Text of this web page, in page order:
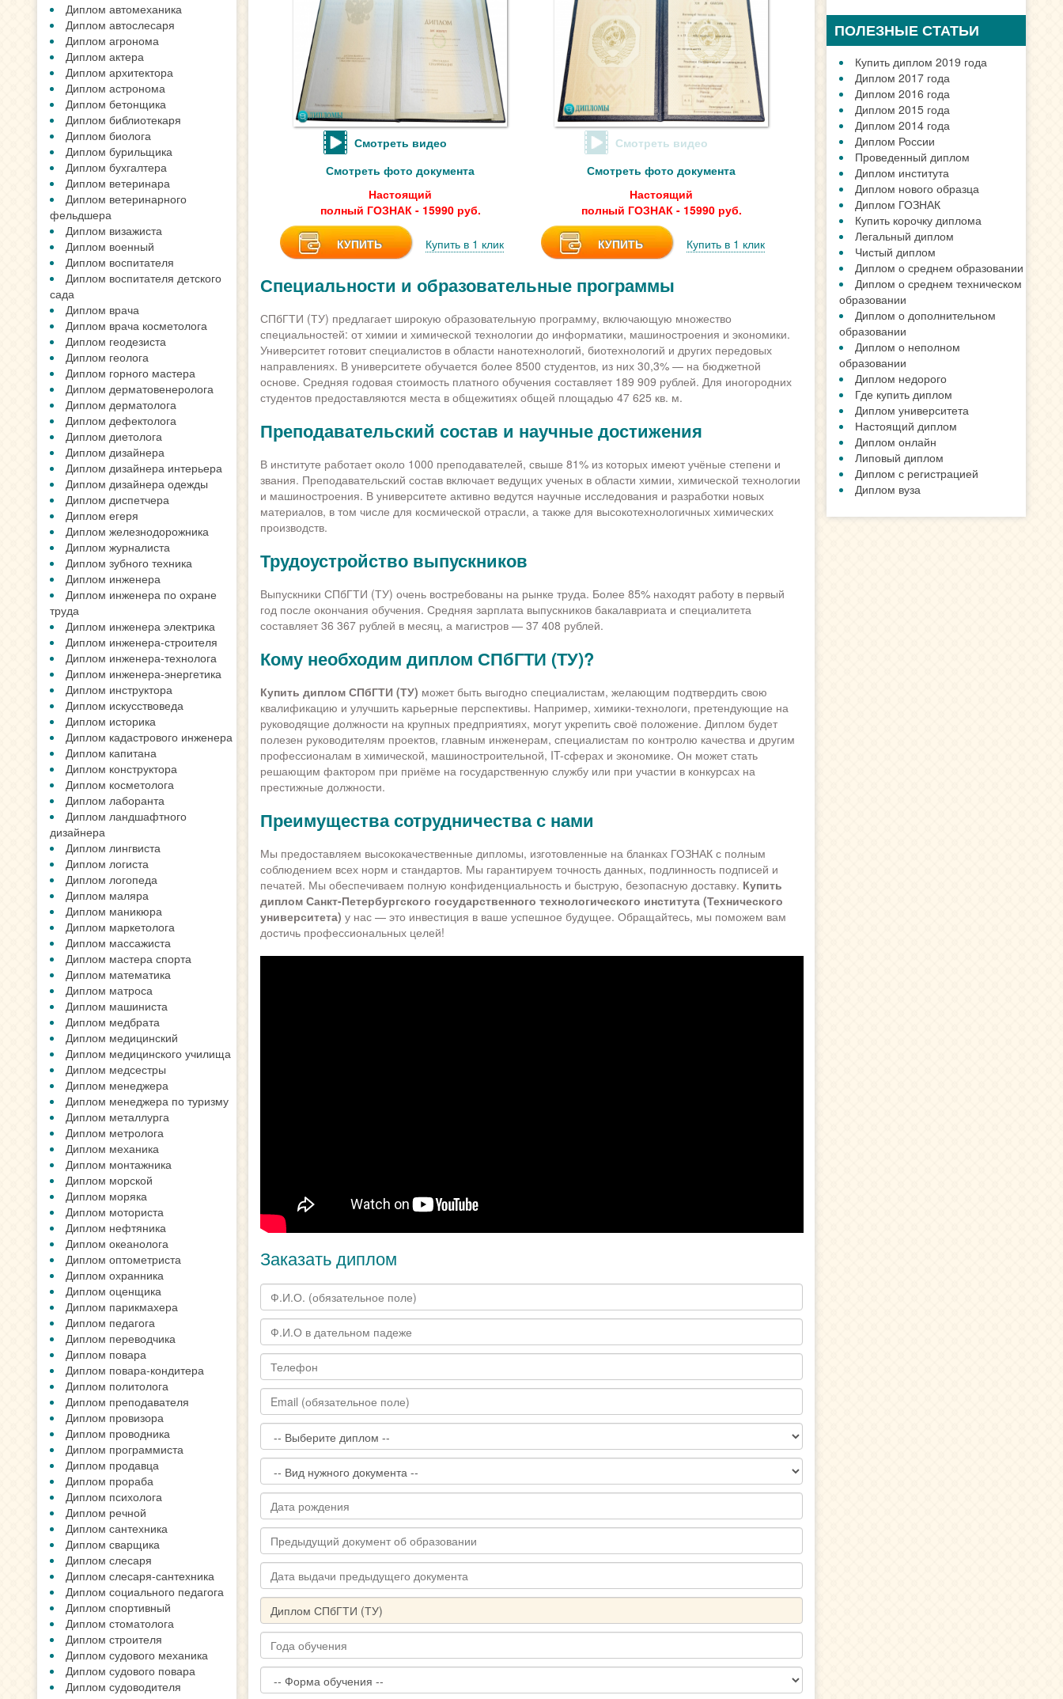
Диплом автомеханика
Диплом автослесаря
Диплом агронома
Диплом актера
Диплом архитектора
Диплом астронома
Диплом бетонщика
Диплом библиотекаря
Диплом биолога
Диплом бурильщика
Диплом бухгалтера
Диплом ветеринара
Диплом ветеринарного
фельдшера
Диплом визажиста
Диплом военный
Диплом воспитателя
Диплом воспитателя детского
сада
Диплом врача
Диплом врача косметолога
Диплом геодезиста
Диплом геолога
Диплом горного мастера
Диплом дерматовенеролога
Диплом дерматолога
Диплом дефектолога
Диплом диетолога
Диплом дизайнера
Диплом дизайнера интерьера
Диплом дизайнера одежды
Диплом диспетчера
Диплом егеря
Диплом железнодорожника
Диплом журналиста
Диплом зубного техника
Диплом инженера
Диплом инженера по охране
труда
Диплом инженера электрика
Диплом инженера-строителя
Диплом инженера-технолога
Диплом инженера-энергетика
Диплом инструктора
Диплом искусствоведа
Диплом историка
Диплом кадастрового инженера
Диплом капитана
Диплом конструктора
Диплом косметолога
Диплом лаборанта
Диплом ландшафтного
дизайнера
Диплом лингвиста
Диплом логиста
Диплом логопеда
Диплом маляра
Диплом маникюра
Диплом маркетолога
Диплом массажиста
Диплом мастера спорта
Диплом математика
Диплом матроса
Диплом машиниста
Диплом медбрата
Диплом медицинский
Диплом медицинского училища
Диплом медсестры
Диплом менеджера
Диплом менеджера по туризму
Диплом металлурга
Диплом метролога
Диплом механика
Диплом монтажника
Диплом морской
Диплом моряка
Диплом моториста
Диплом нефтяника
Диплом океанолога
Диплом оптометриста
Диплом охранника
Диплом оценщика
Диплом парикмахера
Диплом педагога
Диплом переводчика
Диплом повара
Диплом повара-кондитера
Диплом политолога
Диплом преподавателя
Диплом провизора
Диплом проводника
Диплом программиста
Диплом продавца
Диплом прораба
Диплом психолога
Диплом речной
Диплом сантехника
Диплом сварщика
Диплом слесаря
Диплом слесаря-сантехника
Диплом социального педагога
Диплом спортивный
Диплом стоматолога
Диплом строителя
Диплом судового механика
Диплом судового повара
Диплом судоводителя
Смотреть видео
Смотреть фото документа
Настоящий
полный ГОЗНАК - 15990 руб.
КУПИТЬ Купить в 1 клик
Смотреть видео
Смотреть фото документа
Настоящий
полный ГОЗНАК - 15990 руб.
КУПИТЬ Купить в 1 клик
Специальности и образовательные программы
СПбГТИ (ТУ) предлагает широкую образовательную программу, включающую множество
специальностей: от химии и химической технологии до информатики, машиностроения и экономики.
Университет готовит специалистов в области нанотехнологий, биотехнологий и других передовых
направлениях. В университете обучается более 8500 студентов, из них 30,3% — на бюджетной
основе. Средняя годовая стоимость платного обучения составляет 189 909 рублей. Для иногородних
студентов предоставляются места в общежитиях общей площадью 47 625 кв. м.
Преподавательский состав и научные достижения
В институте работает около 1000 преподавателей, свыше 81% из которых имеют учёные степени и
звания. Преподавательский состав включает ведущих ученых в области химии, химической технологии
и машиностроения. В университете активно ведутся научные исследования и разработки новых
материалов, в том числе для космической отрасли, а также для высокотехнологичных химических
производств.
Трудоустройство выпускников
Выпускники СПбГТИ (ТУ) очень востребованы на рынке труда. Более 85% находят работу в первый
год после окончания обучения. Средняя зарплата выпускников бакалавриата и специалитета
составляет 36 367 рублей в месяц, а магистров — 37 408 рублей.
Кому необходим диплом СПбГТИ (ТУ)?
Купить диплом СПбГТИ (ТУ) может быть выгодно специалистам, желающим подтвердить свою
квалификацию и улучшить карьерные перспективы. Например, химики-технологи, претендующие на
руководящие должности на крупных предприятиях, могут укрепить своё положение. Диплом будет
полезен руководителям проектов, главным инженерам, специалистам по контролю качества и другим
профессионалам в химической, машиностроительной, IT-сферах и экономике. Он может стать
решающим фактором при приёме на государственную службу или при участии в конкурсах на
престижные должности.
Преимущества сотрудничества с нами
Мы предоставляем высококачественные дипломы, изготовленные на бланках ГОЗНАК с полным
соблюдением всех норм и стандартов. Мы гарантируем точность данных, подлинность подписей и
печатей. Мы обеспечиваем полную конфиденциальность и быструю, безопасную доставку. Купить
диплом Санкт-Петербургского государственного технологического института (Технического
университета) у нас — это инвестиция в ваше успешное будущее. Обращайтесь, мы поможем вам
достичь профессиональных целей!
Заказать диплом
ПОЛЕЗНЫЕ СТАТЬИ
Купить диплом 2019 года
Диплом 2017 года
Диплом 2016 года
Диплом 2015 года
Диплом 2014 года
Диплом России
Проведенный диплом
Диплом института
Диплом нового образца
Диплом ГОЗНАК
Купить корочку диплома
Легальный диплом
Чистый диплом
Диплом о среднем образовании
Диплом о среднем техническом
образовании
Диплом о дополнительном
образовании
Диплом о неполном
образовании
Диплом недорого
Где купить диплом
Диплом университета
Настоящий диплом
Диплом онлайн
Липовый диплом
Диплом с регистрацией
Диплом вуза